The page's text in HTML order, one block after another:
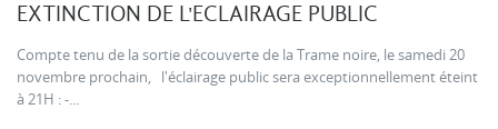
EXTINCTION DE L'ECLAIRAGE PUBLIC
Compte tenu de la sortie découverte de la Trame noire, le samedi 20
novembre prochain, l'éclairage public sera exceptionnellement éteint
à 21H : -...